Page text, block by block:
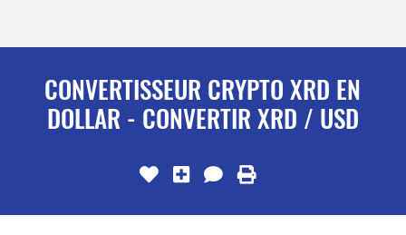
CONVERTISSEUR CRYPTO XRD EN
DOLLAR - CONVERTIR XRD / USD